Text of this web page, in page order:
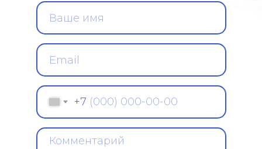
+7
Подписаться на новости